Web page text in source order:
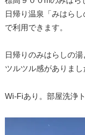
日帰り温泉「みはら
で利用できます。
日帰りのみはらしの
ツルツル感がありまし
Wi-Fiあり。部屋洗浄